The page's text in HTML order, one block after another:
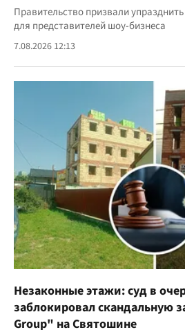
Правительство призвали
для представителей шоу-бизнеса
7.08.2026 12:13
Незаконные этажи: суд в
заблокировал скандальную
Group" на Святошине